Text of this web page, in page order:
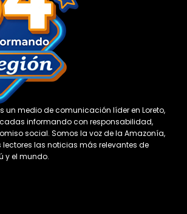
un medio de comunicación líder en Loreto,
informando con responsabilidad,
social. Somos la voz de la Amazonía,
las noticias más relevantes de
y el mundo.